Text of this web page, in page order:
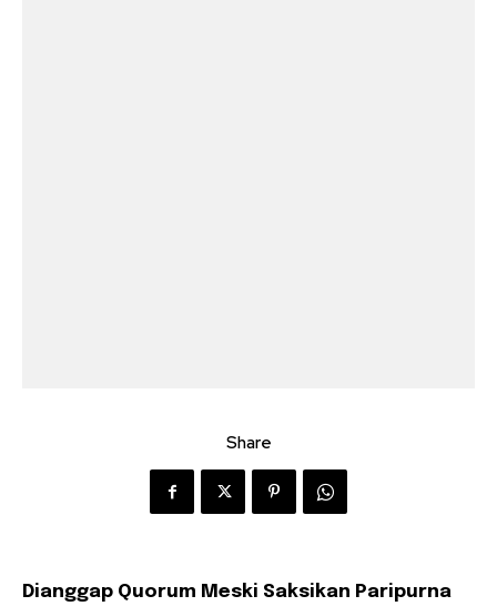
Share
Dianggap Quorum Meski Saksikan Paripurna